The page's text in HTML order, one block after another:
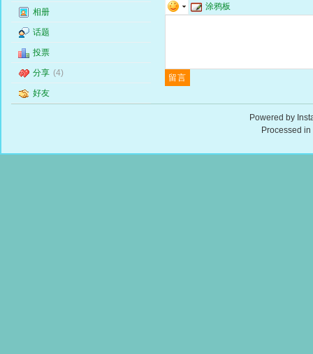
相册
话题
投票
分享 (4)
好友
涂鸦板
Powered by
Processed